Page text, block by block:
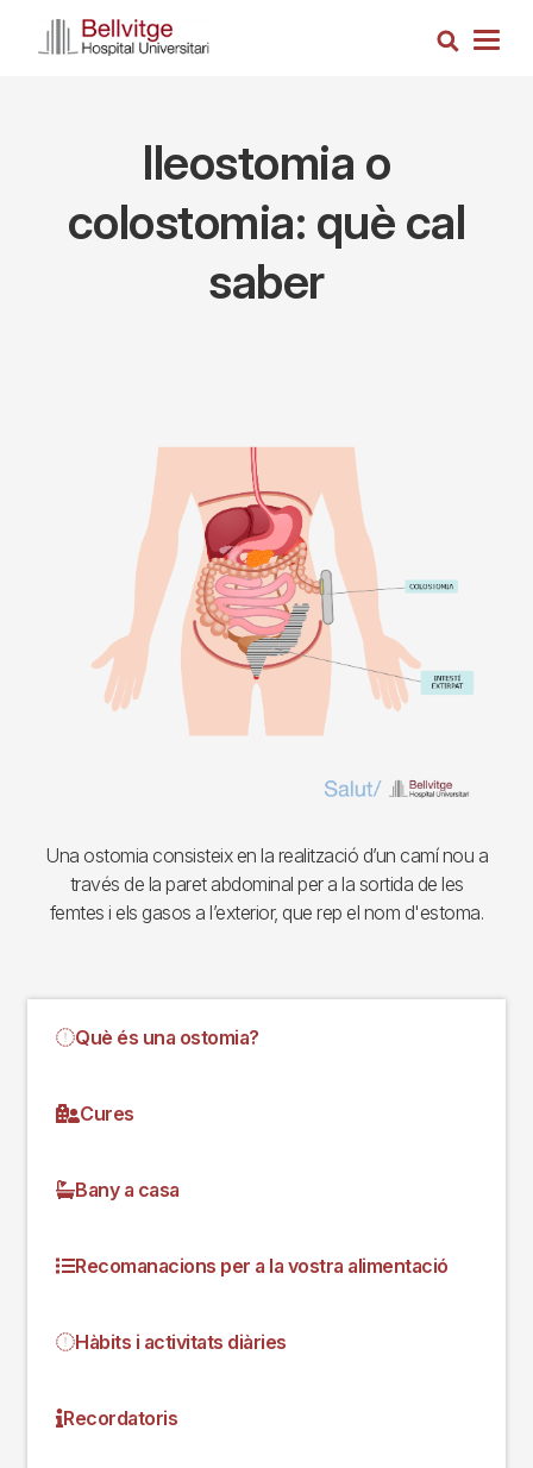
Search
Ileostomia o
colostomia: què cal
saber
Una ostomia consisteix en la realització d’un camí nou a
través de la paret abdominal per a la sortida de les
femtes i els gasos a l’exterior, que rep el nom d'estoma.
Què és una ostomia?
Cures
Bany a casa
Recomanacions per a la vostra alimentació
Hàbits i activitats diàries
Recordatoris